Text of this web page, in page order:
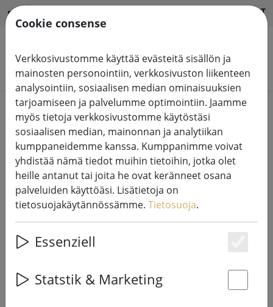
FI HILFE & SUPPORT
Hae tuotteita
Home Kynttilät LED
Deluxe Homeart LED-kynttilä aitoa
vahaa kauko-ohjattava 5x10 cm
valkoinen
Cookie consense
Verkkosivustomme käyttää evästeitä sisällön ja
mainosten personointiin, verkkosivuston liikenteen
analysointiin, sosiaalisen median ominaisuuksien
tarjoamiseen ja palvelumme optimointiin. Jaamme
myös tietoja verkkosivustomme käytöstäsi
sosiaalisen median, mainonnan ja analytiikan
kumppaneidemme kanssa. Kumppanimme voivat
yhdistää nämä tiedot muihin tietoihin, jotka olet
heille antanut tai joita he ovat keränneet osana
palveluiden käyttöäsi. Lisätietoja on
tietosuojakäytännössämme. Tietosuoja.
Essenziell
Statstik & Marketing